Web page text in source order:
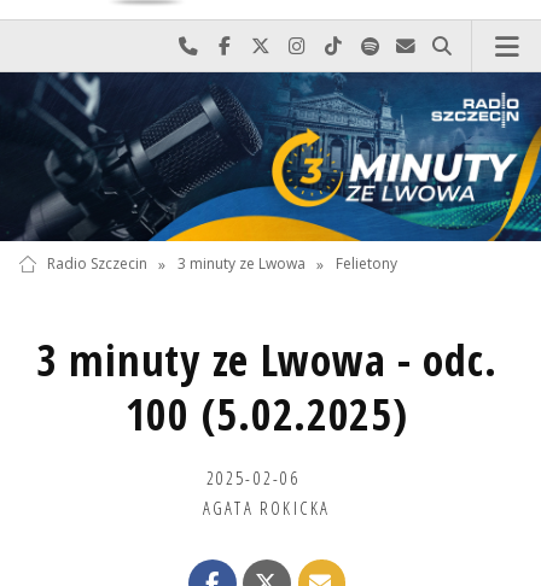
Najlepiej po prostu do nas zadzwoń
Odwiedź nas na Facebook-u
Odwiedź nas na X
Odwiedź nas na Instagram-ie
Odwiedź nas na TikTok-u
Szukaj nas na Spotify
Wyślij do nas
Szukaj
Radio Szczecin » 3 minuty ze Lwowa » Felietony
3 minuty ze Lwowa - odc.
100 (5.02.2025)
2025-02-06
AGATA ROKICKA